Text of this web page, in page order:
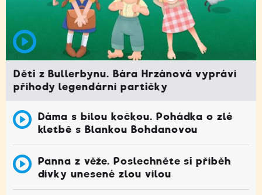
Děti z Bullerbynu. Bára Hrzánová vypráví
příhody legendární partičky
Dáma s bílou kočkou. Pohádka o zlé
kletbě s Blankou Bohdanovou
Panna z věže. Poslechněte si příběh
dívky unesené zlou vílou